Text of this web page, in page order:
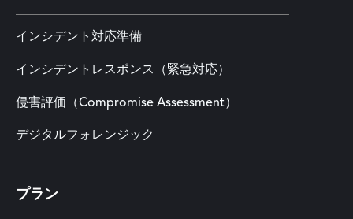
インシデント対応準備
インシデントレスポンス（緊急対応）
侵害評価（Compromise Assessment）
デジタルフォレンジック
プラン